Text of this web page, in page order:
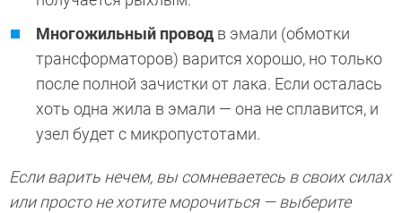
Многожильный провод в эмали (обмотки
трансформаторов) варится хорошо, но только
после полной зачистки от лака. Если осталась
хоть одна жила в эмали — она не сплавится, и
узел будет с микропустотами.
Если варить нечем, вы сомневаетесь в своих силах
или просто не хотите морочиться — выберите